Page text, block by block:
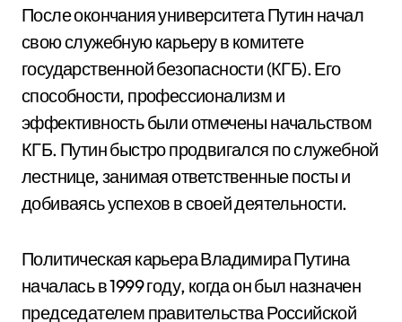
После окончания университета Путин начал
свою служебную карьеру в комитете
государственной безопасности (КГБ). Его
способности, профессионализм и
эффективность были отмечены начальством
КГБ. Путин быстро продвигался по служебной
лестнице, занимая ответственные посты и
добиваясь успехов в своей деятельности.
Политическая карьера Владимира Путина
началась в 1999 году, когда он был назначен
председателем правительства Российской